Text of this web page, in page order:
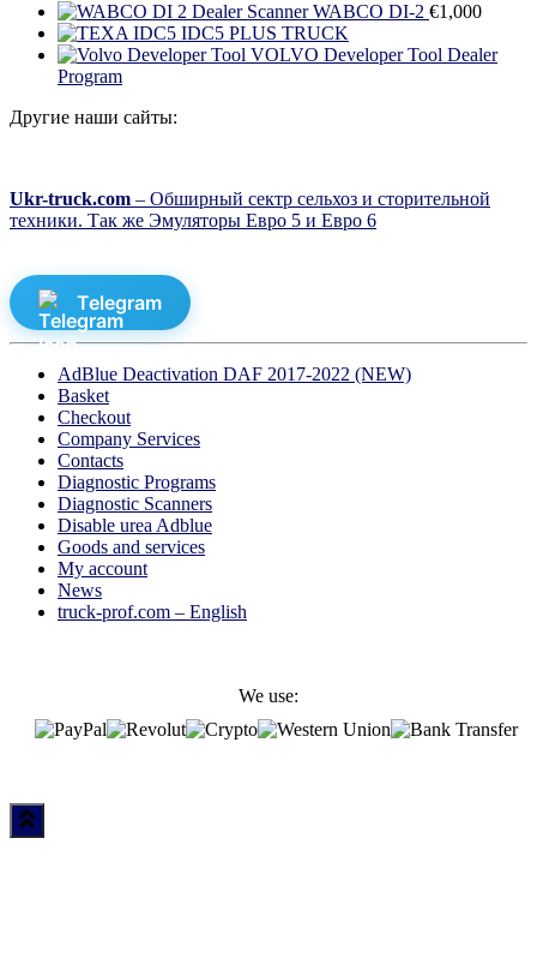
Dealer Scanner WABCO DI-2 €1,000
IDC5 PLUS TRUCK
VOLVO Developer Tool Dealer
Program
Другие наши сайты:
Ukr-truck.com – Обширный сектр сельхоз и сторительной
техники. Так же Эмуляторы Евро 5 и Евро 6
Telegram
AdBlue Deactivation DAF 2017-2022 (NEW)
Basket
Checkout
Company Services
Contacts
Diagnostic Programs
Diagnostic Scanners
Disable urea Adblue
Goods and services
My account
News
truck-prof.com – English
We use: